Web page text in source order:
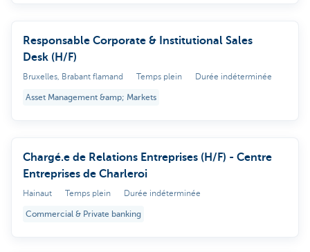
Responsable Corporate & Institutional Sales
Desk (H/F)
Bruxelles, Brabant flamand Temps plein Durée indéterminée
Asset Management &amp; Markets
Chargé.e de Relations Entreprises (H/F) - Centre
Entreprises de Charleroi
Hainaut Temps plein Durée indéterminée
Commercial & Private banking